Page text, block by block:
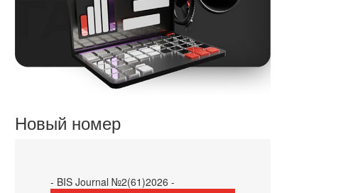
Новый номер
- BIS Journal №2(61)2026 -